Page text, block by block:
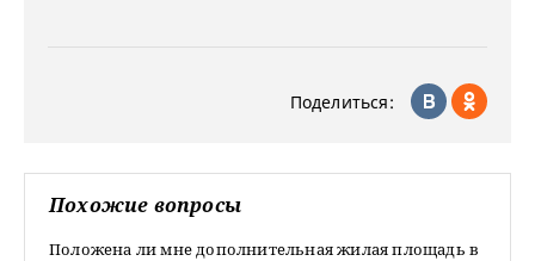
Поделиться:
Похожие вопросы
Положена ли мне дополнительная жилая площадь в